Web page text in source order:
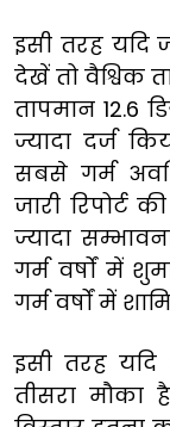
इसी तरह यदि
देखें तो वैश्विक
तापमान 12.6
ज्यादा दर्ज
सबसे गर्म
जारी रिपोर्ट
ज्यादा
गर्म वर्षों में
गर्म वर्षों में
इसी तरह
तीसरा